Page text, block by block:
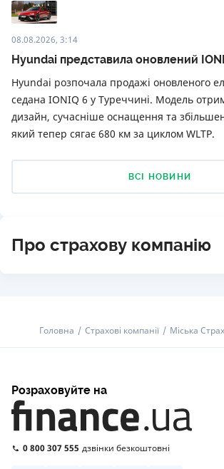
08.08.2026, 3:14
Hyundai представила оновлений
Hyundai розпочала продажі оновленого
седана IONIQ 6 у Туреччині. Модель
дизайн, сучасніше оснащення та
який тепер сягає 680 км за циклом WLTP.
ВСІ НОВИНИ
Про страхову компанію
Головна Страхові компанії Міська
Розраховуйте на
0 800 307 555 дзвінки безкоштовні